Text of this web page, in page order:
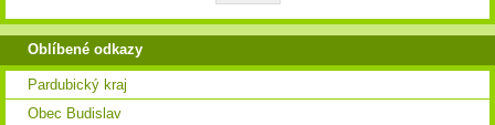
Oblíbené odkazy
Pardubický kraj
Obec Budislav